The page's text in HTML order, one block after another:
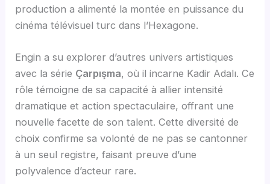
production a alimenté la montée en puissance du
cinéma télévisuel turc dans l’Hexagone.
Engin a su explorer d’autres univers artistiques
avec la série Çarpışma, où il incarne Kadir Adalı. Ce
rôle témoigne de sa capacité à allier intensité
dramatique et action spectaculaire, offrant une
nouvelle facette de son talent. Cette diversité de
choix confirme sa volonté de ne pas se cantonner
à un seul registre, faisant preuve d’une
polyvalence d’acteur rare.